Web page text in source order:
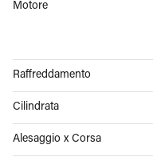
Motore
Raffreddamento
Cilindrata
Alesaggio x Corsa